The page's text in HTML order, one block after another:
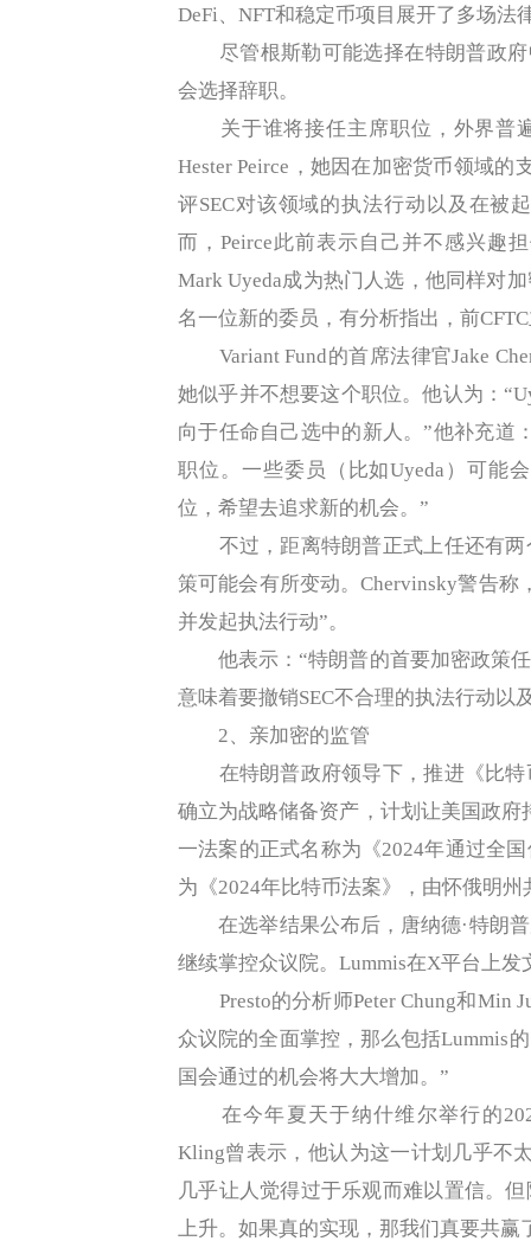
DeFi、NFT和稳定币项目展开了多场法
尽管根斯勒可能选择在特朗普政府
会选择辞职。
关于谁将接任主席职位，外界普遍
Hester Peirce，她因在加密货币领域的
评SEC对该领域的执法行动以及在被
而，Peirce此前表示自己并不感兴趣
Mark Uyeda成为热门人选，他同样对
名一位新的委员，有分析指出，前
Variant Fund的首席法律官Jake
她似乎并不想要这个职位。他认为：
向于任命自己选中的新人。”他补充道
职位。一些委员（比如Uyeda）可能
位，希望去追求新的机会。”
不过，距离特朗普正式上任还有两
策可能会有所变动。Chervinsky警告
并发起执法行动”。
他表示：“特朗普的首要加密政策任
意味着要撤销SEC不合理的执法行动以
2、亲加密的监管
在特朗普政府领导下，推进《比特
确立为战略储备资产，计划让美国政
一法案的正式名称为《2024年通过全
为《2024年比特币法案》，由怀俄明
在选举结果公布后，唐纳德·特朗普
继续掌控众议院。Lummis在X平台上
Presto的分析师Peter Chung和Min
众议院的全面掌控，那么包括Lummis
国会通过的机会将大大增加。”
在今年夏天于纳什维尔举行的
Kling曾表示，他认为这一计划几乎不
几乎让人觉得过于乐观而难以置信。
上升。如果真的实现，那我们真要共赢